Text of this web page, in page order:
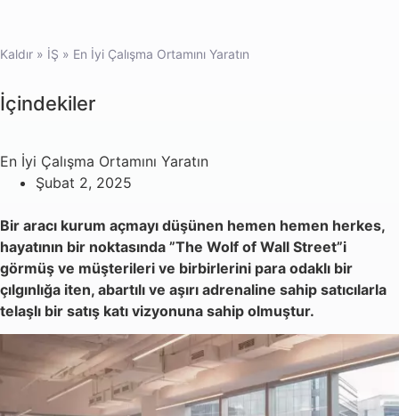
Kaldır » İŞ » En İyi Çalışma Ortamını Yaratın
İçindekiler
En İyi Çalışma Ortamını Yaratın
Şubat 2, 2025
Bir aracı kurum açmayı düşünen hemen hemen herkes,
hayatının bir noktasında ”The Wolf of Wall Street”i
görmüş ve müşterileri ve birbirlerini para odaklı bir
çılgınlığa iten, abartılı ve aşırı adrenaline sahip satıcılarla
telaşlı bir satış katı vizyonuna sahip olmuştur.